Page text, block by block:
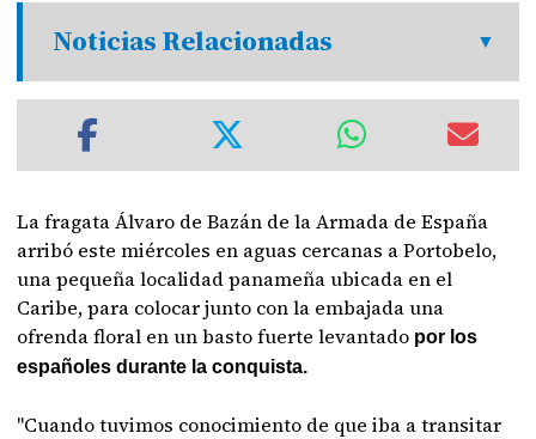
Noticias Relacionadas
La fragata Álvaro de Bazán de la Armada de España
arribó este miércoles en aguas cercanas a Portobelo,
una pequeña localidad panameña ubicada en el
Caribe, para colocar junto con la embajada una
ofrenda floral en un basto fuerte levantado por los
españoles durante la conquista.
"Cuando tuvimos conocimiento de que iba a transitar